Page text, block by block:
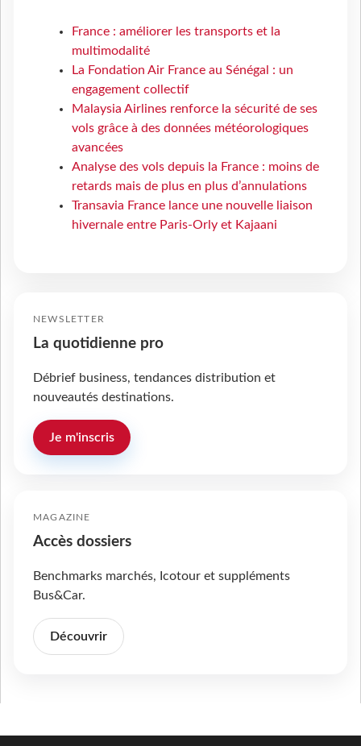
France : améliorer les transports et la
multimodalité
La Fondation Air France au Sénégal : un
engagement collectif
Malaysia Airlines renforce la sécurité de ses
vols grâce à des données météorologiques
avancées
Analyse des vols depuis la France : moins de
retards mais de plus en plus d’annulations
Transavia France lance une nouvelle liaison
hivernale entre Paris-Orly et Kajaani
NEWSLETTER
La quotidienne pro
Débrief business, tendances distribution et
nouveautés destinations.
Je m'inscris
MAGAZINE
Accès dossiers
Benchmarks marchés, Icotour et suppléments
Bus&Car.
Découvrir